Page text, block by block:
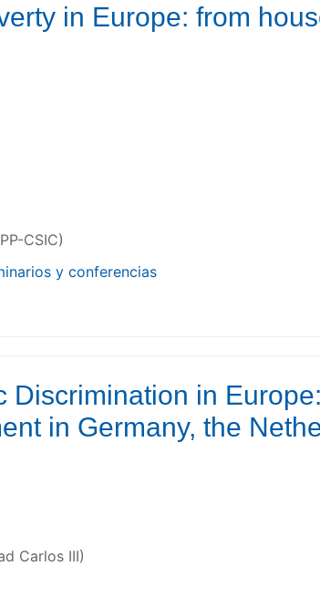
in Europe: from
CSIC)
y conferencias
Discrimination in
in Germany, the
Carlos III)